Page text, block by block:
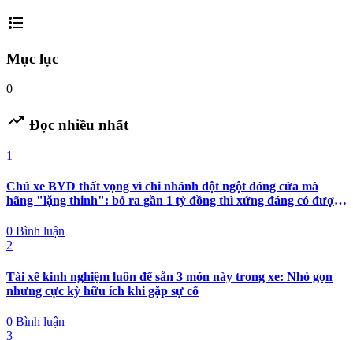
format_list_bulleted
Mục lục
0
trending_up Đọc nhiều nhất
1
Chủ xe BYD thất vọng vì chi nhánh đột ngột đóng cửa mà
hãng "lặng thinh": bỏ ra gần 1 tỷ đồng thì xứng đáng có được
0 Bình luận
2
Tài xế kinh nghiệm luôn để sẵn 3 món này trong xe: Nhỏ gọn
nhưng cực kỳ hữu ích khi gặp sự cố
0 Bình luận
3